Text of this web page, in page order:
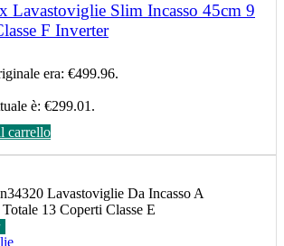
Lavastoviglie Slim Incasso 45cm 9
F Inverter
era: €499.96.
è: €299.01.
carrello